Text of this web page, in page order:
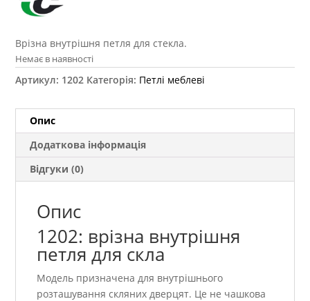
Врізна внутрішня петля для стекла.
Немає в наявності
Артикул: 1202 Категорія: Петлі меблеві
Опис
Додаткова інформація
Відгуки (0)
Опис
1202: врізна внутрішня
петля для скла
Модель призначена для внутрішнього
розташування скляних дверцят. Це не чашкова